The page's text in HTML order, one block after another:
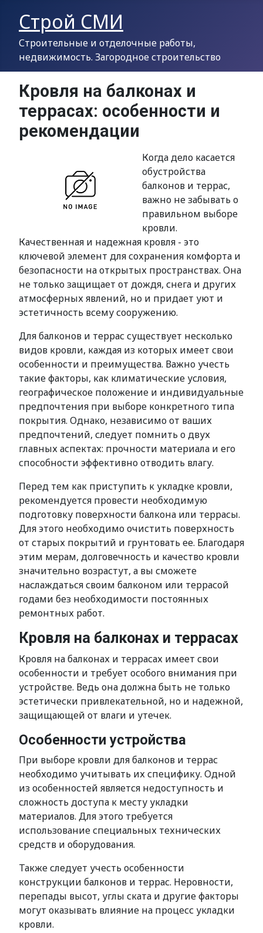
Строй СМИ
Строительные и отделочные работы,
недвижимость. Загородное строительство
Кровля на балконах и
террасах: особенности и
рекомендации
Когда дело касается
обустройства
балконов и террас,
важно не забывать о
правильном выборе
кровли.
Качественная и надежная кровля - это
ключевой элемент для сохранения комфорта и
безопасности на открытых пространствах. Она
не только защищает от дождя, снега и других
атмосферных явлений, но и придает уют и
эстетичность всему сооружению.
Для балконов и террас существует несколько
видов кровли, каждая из которых имеет свои
особенности и преимущества. Важно учесть
такие факторы, как климатические условия,
географическое положение и индивидуальные
предпочтения при выборе конкретного типа
покрытия. Однако, независимо от ваших
предпочтений, следует помнить о двух
главных аспектах: прочности материала и его
способности эффективно отводить влагу.
Перед тем как приступить к укладке кровли,
рекомендуется провести необходимую
подготовку поверхности балкона или террасы.
Для этого необходимо очистить поверхность
от старых покрытий и грунтовать ее. Благодаря
этим мерам, долговечность и качество кровли
значительно возрастут, а вы сможете
наслаждаться своим балконом или террасой
годами без необходимости постоянных
ремонтных работ.
Кровля на балконах и террасах
Кровля на балконах и террасах имеет свои
особенности и требует особого внимания при
устройстве. Ведь она должна быть не только
эстетически привлекательной, но и надежной,
защищающей от влаги и утечек.
Особенности устройства
При выборе кровли для балконов и террас
необходимо учитывать их специфику. Одной
из особенностей является недоступность и
сложность доступа к месту укладки
материалов. Для этого требуется
использование специальных технических
средств и оборудования.
Также следует учесть особенности
конструкции балконов и террас. Неровности,
перепады высот, углы ската и другие факторы
могут оказывать влияние на процесс укладки
кровли.